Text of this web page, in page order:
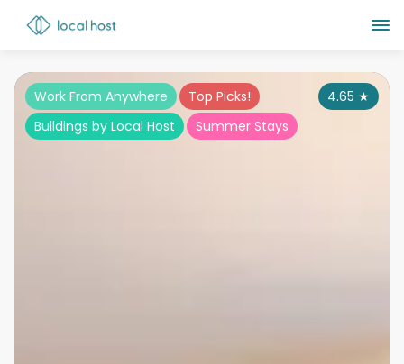
4.65 ★
Work From Anywhere
Top Picks!
Buildings by Local Host
Summer Stays